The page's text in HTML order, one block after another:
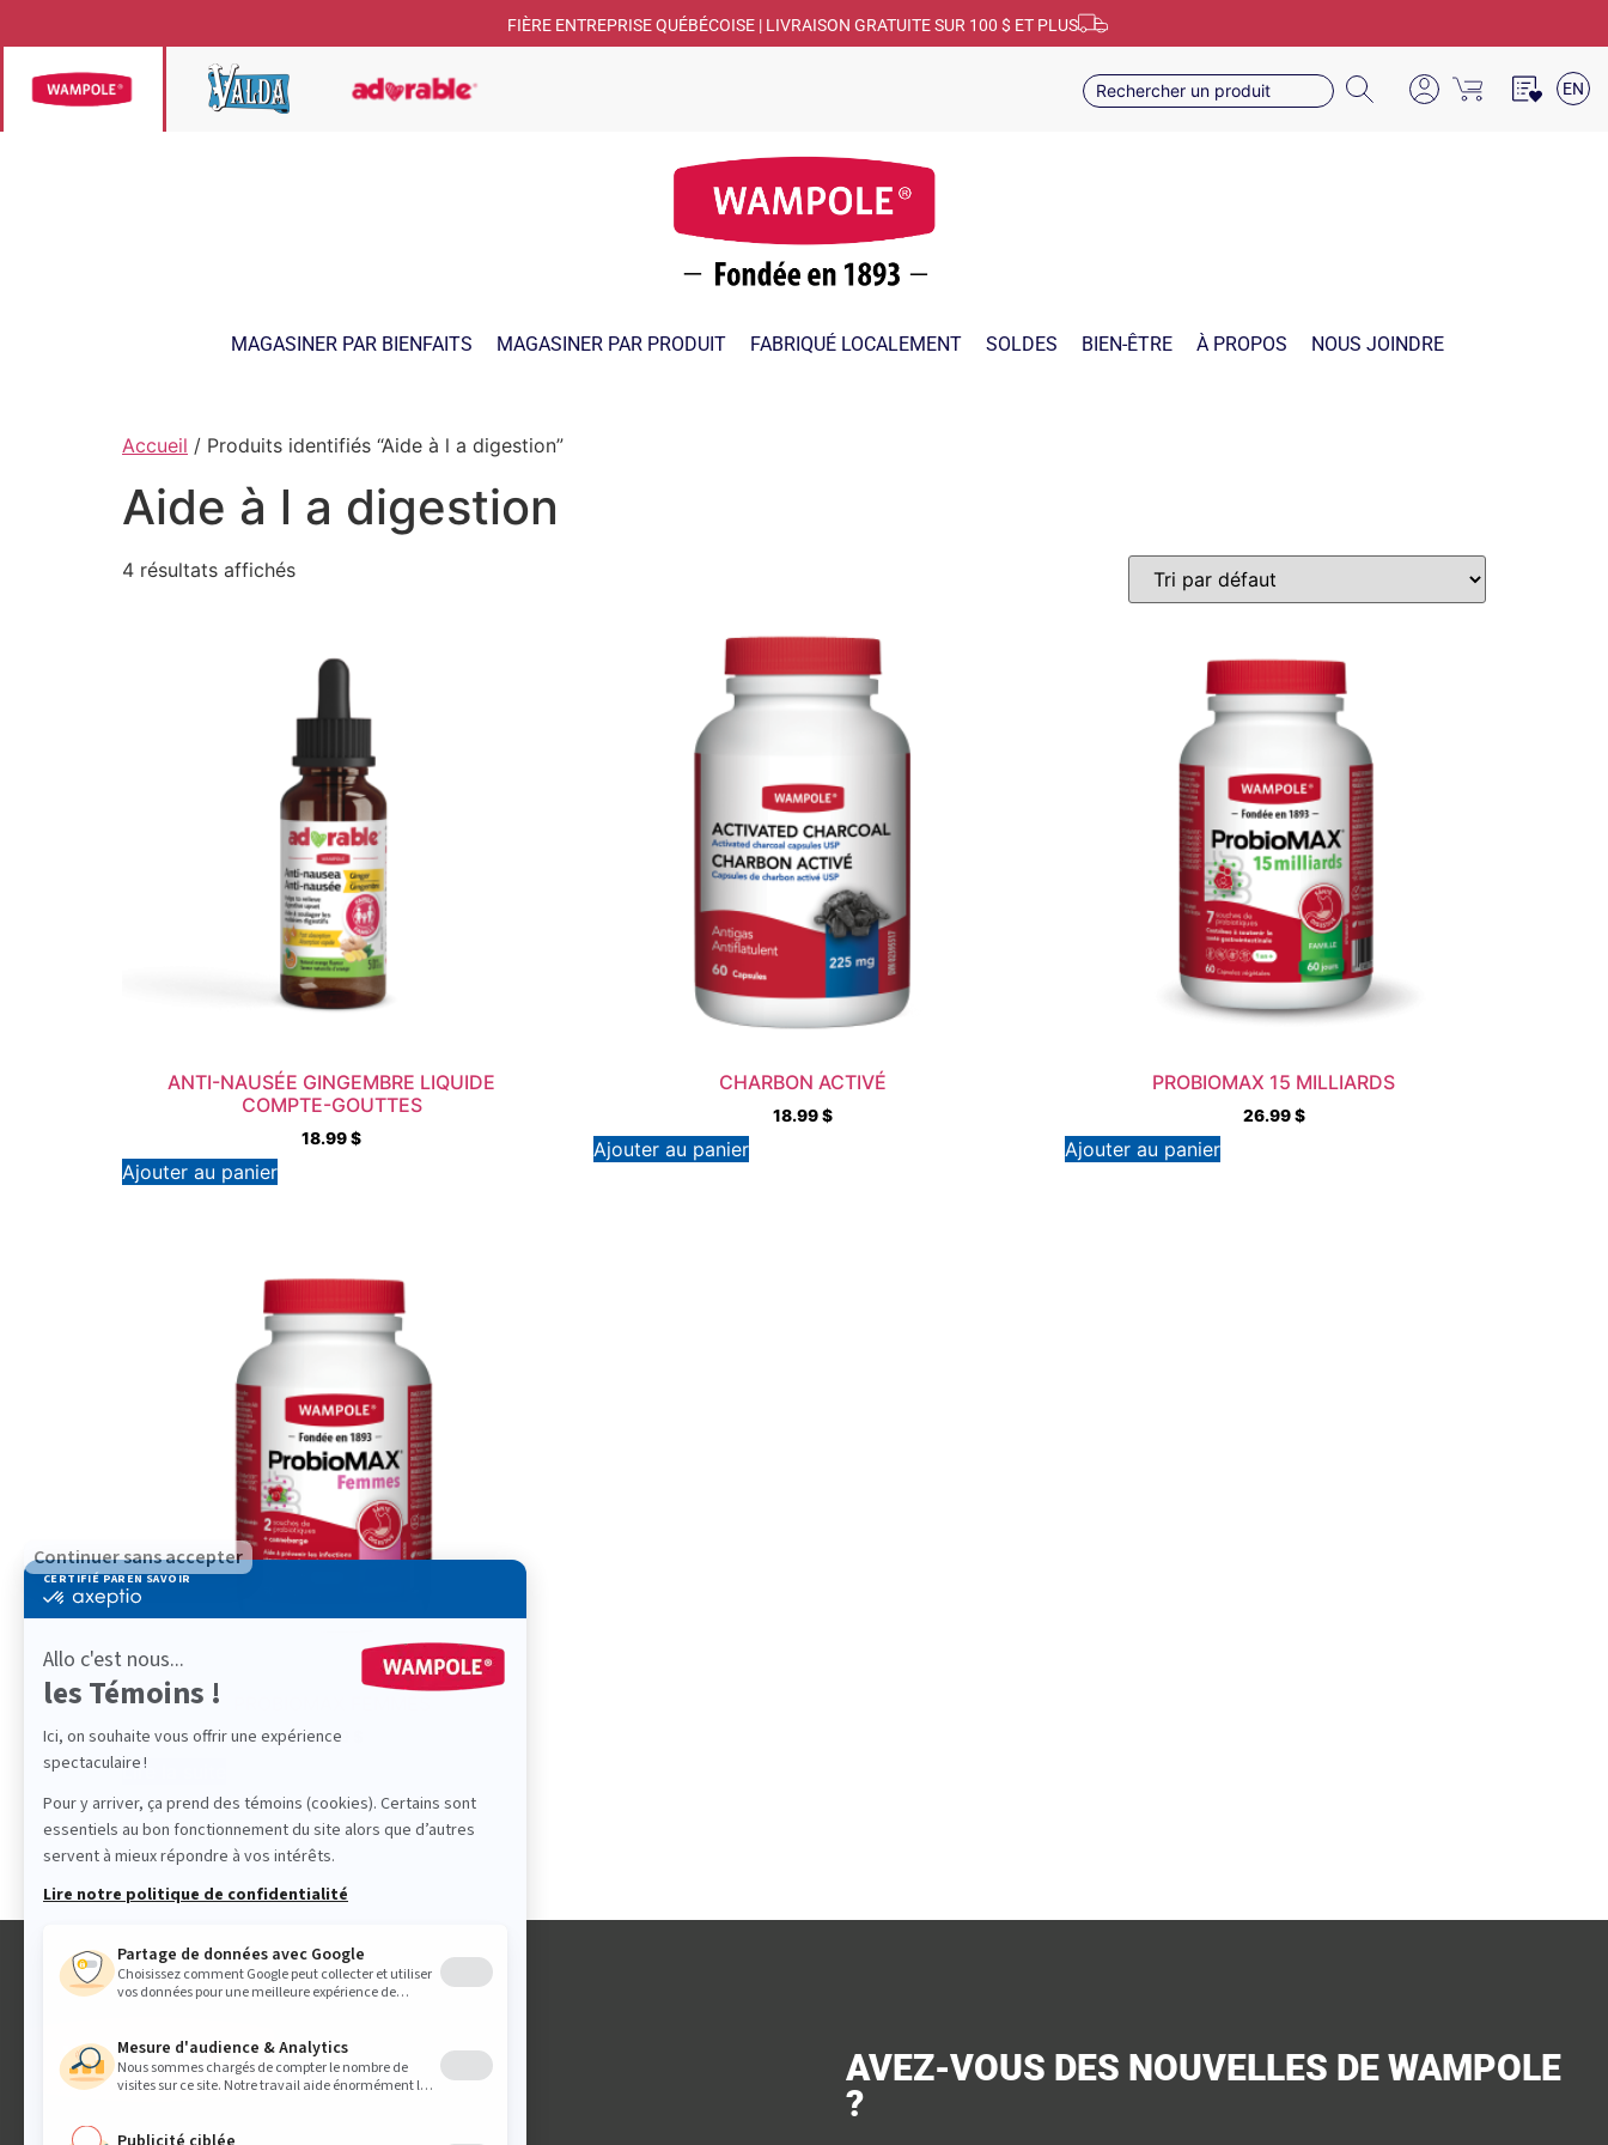
FIÈRE ENTREPRISE QUÉBÉCOISE | LIVRAISON GRATUITE SUR 100 $ ET PLUS
EN
MAGASINER PAR BIENFAITS MAGASINER PAR PRODUIT FABRIQUÉ LOCALEMENT SOLDES BIEN-ÊTRE À PROPOS NOUS JOINDRE
Accueil / Produits identifiés “Aide à l a digestion”
Aide à l a digestion
4 résultats affichés
ANTI-NAUSÉE GINGEMBRE LIQUIDE
COMPTE-GOUTTES
18.99$
Ajouter au panier
CHARBON ACTIVÉ
18.99$
Ajouter au panier
PROBIOMAX 15 MILLIARDS
26.99$
Ajouter au panier
30.99
Lire la suite
AVEZ-VOUS DES NOUVELLES DE WAMPOLE
?